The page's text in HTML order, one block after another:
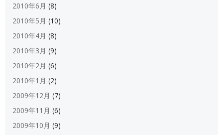
2010年6月 (8)
2010年5月 (10)
2010年4月 (8)
2010年3月 (9)
2010年2月 (6)
2010年1月 (2)
2009年12月 (7)
2009年11月 (6)
2009年10月 (9)